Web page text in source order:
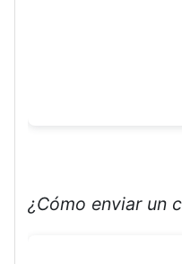
¿Cómo enviar un